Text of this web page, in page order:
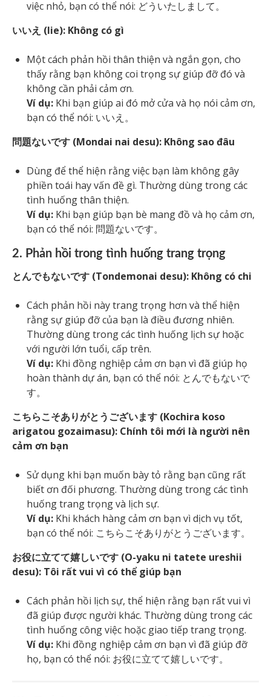
việc nhỏ, bạn có thể nói: どういたしまして。
いいえ (Iie): Không có gì
Một cách phản hồi thân thiện và ngắn gọn, cho
thấy rằng bạn không coi trọng sự giúp đỡ đó và
không cần phải cảm ơn.
Ví dụ: Khi bạn giúp ai đó mở cửa và họ nói cảm ơn,
bạn có thể nói: いいえ。
問題ないです (Mondai nai desu): Không sao đâu
Dùng để thể hiện rằng việc bạn làm không gây
phiền toái hay vấn đề gì. Thường dùng trong các
tình huống thân thiện.
Ví dụ: Khi bạn giúp bạn bè mang đồ và họ cảm ơn,
bạn có thể nói: 問題ないです。
2. Phản hồi trong tình huống trang trọng
とんでもないです (Tondemonai desu): Không có chi
Cách phản hồi này trang trọng hơn và thể hiện
rằng sự giúp đỡ của bạn là điều đương nhiên.
Thường dùng trong các tình huống lịch sự hoặc
với người lớn tuổi, cấp trên.
Ví dụ: Khi đồng nghiệp cảm ơn bạn vì đã giúp họ
hoàn thành dự án, bạn có thể nói: とんでもないで
す。
こちらこそありがとうございます (Kochira koso
arigatou gozaimasu): Chính tôi mới là người nên
cảm ơn bạn
Sử dụng khi bạn muốn bày tỏ rằng bạn cũng rất
biết ơn đối phương. Thường dùng trong các tình
huống trang trọng và lịch sự.
Ví dụ: Khi khách hàng cảm ơn bạn vì dịch vụ tốt,
bạn có thể nói: こちらこそありがとうございます。
お役に立てて嬉しいです (O-yaku ni tatete ureshii
desu): Tôi rất vui vì có thể giúp bạn
Cách phản hồi lịch sự, thể hiện rằng bạn rất vui vì
đã giúp được người khác. Thường dùng trong các
tình huống công việc hoặc giao tiếp trang trọng.
Ví dụ: Khi đồng nghiệp cảm ơn bạn vì đã giúp đỡ
họ, bạn có thể nói: お役に立てて嬉しいです。